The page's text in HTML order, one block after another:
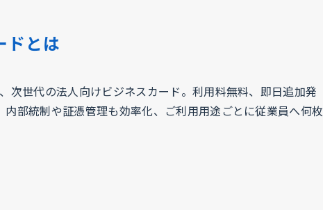
ドとは
次世代の法人向けビジネスカード。利用料無料、即日追加発
部統制や証憑管理も効率化、ご利用用途ごとに従業員へ何枚